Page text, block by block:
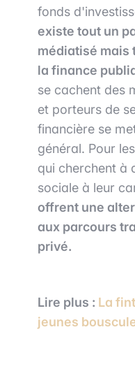
fonds
existe tout un
médiatisé mais
la finance
se cachent des
et porteurs de
financière se
général. Pour
qui cherchent à
sociale à leur
offrent une
aux parcours
privé.
Lire plus : La
jeunes